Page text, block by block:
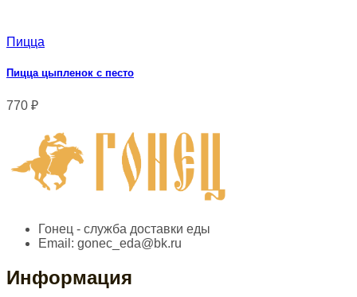
Пицца
Пицца цыпленок с песто
770 ₽
Гонец - служба доставки еды
Email: gonec_eda@bk.ru
Информация